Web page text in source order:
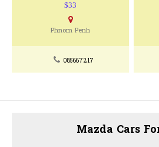
$33
Phnom Penh
085667217
Mazda Cars